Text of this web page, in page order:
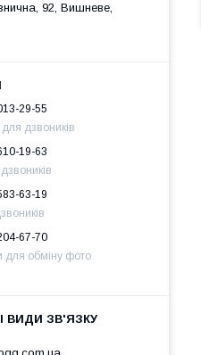
92, Вишневе,
29-55
дзвоників
19-63
63-19
67-70
для обміну фото